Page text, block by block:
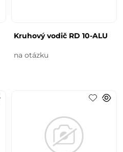
Kruhový vodič RD 10-ALU
na otázku